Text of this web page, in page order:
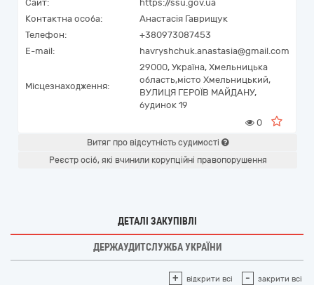
Сайт:
https://ssu.gov.ua
Контактна особа:
Анастасія Гаврищук
Телефон:
+380973087453
E-mail:
havryshchuk.anastasia@gmail.com
Місцезнаходження:
29000, Україна, Хмельницька
область,місто Хмельницький,
ВУЛИЦЯ ГЕРОЇВ МАЙДАНУ,
будинок 19
0
Витяг про відсутність судимості
Реєстр осіб, які вчинили корупційні правопорушення
ДЕТАЛІ ЗАКУПІВЛІ
ДЕРЖАУДИТСЛУЖБА УКРАЇНИ
+ відкрити всі - закрити всі